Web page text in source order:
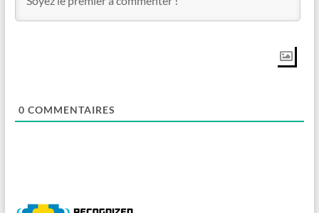
0 COMMENTAIRES